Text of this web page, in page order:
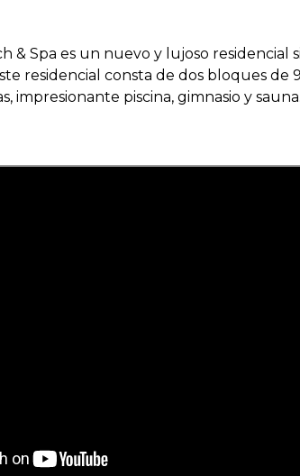
& Spa es un nuevo y lujoso
residencial consta de dos bloques
impresionante piscina, gimnasio y sauna.